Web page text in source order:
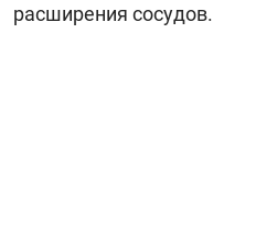
расширения сосудов.